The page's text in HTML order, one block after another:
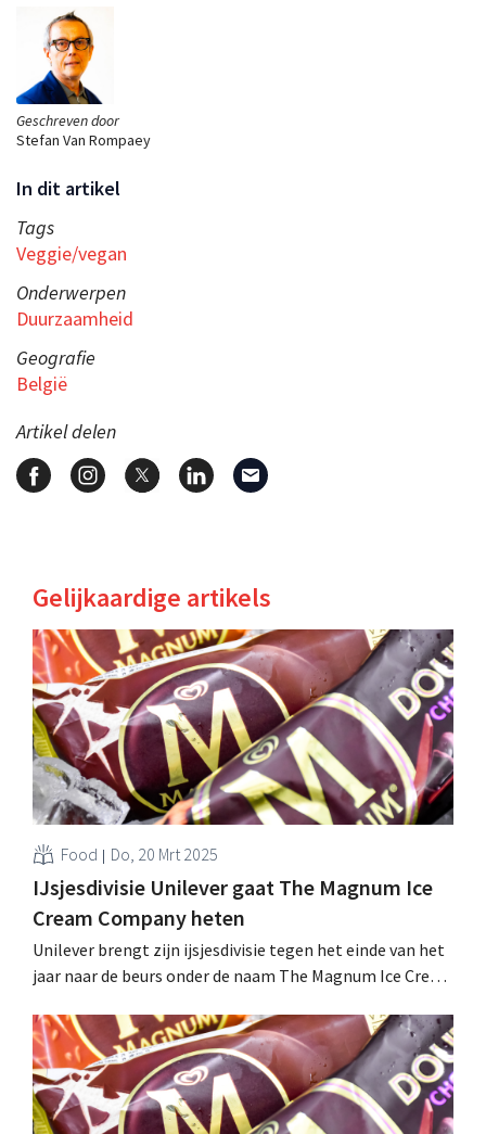
Geschreven door
Stefan Van Rompaey
In dit artikel
Tags
Veggie/vegan
Onderwerpen
Duurzaamheid
Geografie
België
Artikel delen
Gelijkaardige artikels
Food Do, 20 Mrt 2025
IJsjesdivisie Unilever gaat The Magnum Ice
Cream Company heten
Unilever brengt zijn ijsjesdivisie tegen het einde van het
jaar naar de beurs onder de naam The Magnum Ice Cream
met het activistische merk Ben & Jerry’s. .